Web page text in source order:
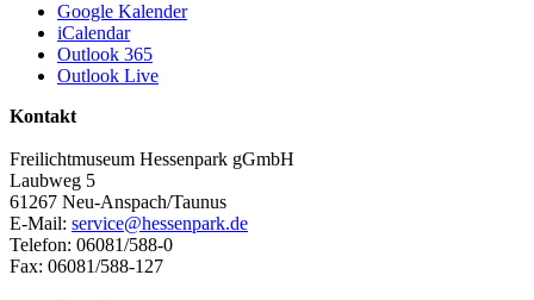
Google Kalender
iCalendar
Outlook 365
Outlook Live
Kontakt
Freilichtmuseum Hessenpark gGmbH
Laubweg 5
61267 Neu-Anspach/Taunus
E-Mail: service@hessenpark.de
Telefon: 06081/588-0
Fax: 06081/588-127